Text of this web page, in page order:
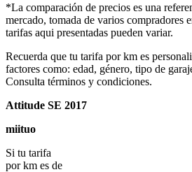
*La comparación de precios es una
mercado, tomada de varios compradores
tarifas aqui presentadas pueden variar.
Recuerda que tu tarifa por km es
factores como: edad, género, tipo de
Consulta términos y condiciones.
Attitude SE 2017
miituo
Si tu tarifa
por km es de